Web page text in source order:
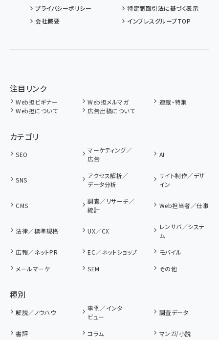
プライバシーポリシー
特定商取引法に基づく表示
会社概要
インプレスグループTOP
注目リンク
Web担ビギナー Web担メルマガ
連載・特集
Web担について
広告出稿について
カテゴリ
SEO
マーケティング／
広告
AI
SNS
アクセス解析／
データ分析
サイト制作／デザ
イン
CMS
調査／リサーチ／
統計
Web担当者／仕事
法律／標準規格 UX／CX
レンサバ／システ
ム
広報／ネットPR
EC／ネットショップ
モバイル
メールマーケ
SEM その他
種別
解説／ノウハウ
事例／インタ
ビュー
調査データ
書評 コラム マンガ/小説